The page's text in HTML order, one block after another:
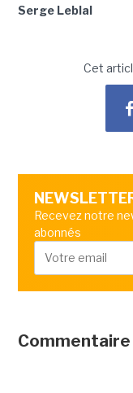
Serge Leblal
Cet
Recevez notre
abonnés
Commentaire